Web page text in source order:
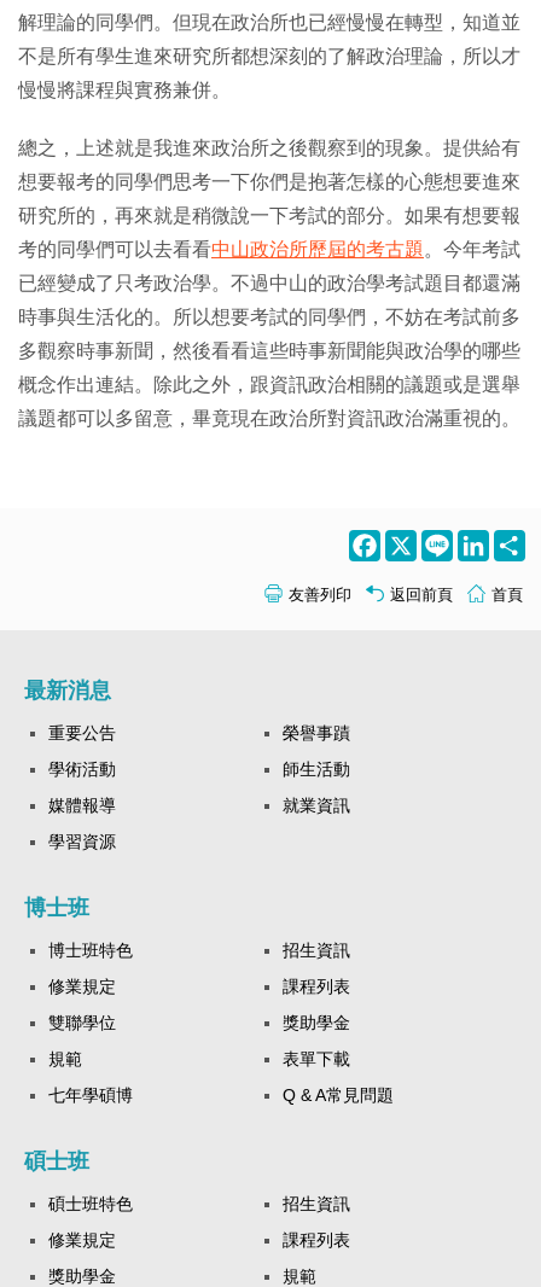
解理論的同學們。但現在政治所也已經慢慢在轉型，知道並
不是所有學生進來研究所都想深刻的了解政治理論，所以才
慢慢將課程與實務兼併。
總之，上述就是我進來政治所之後觀察到的現象。提供給有
想要報考的同學們思考一下你們是抱著怎樣的心態想要進來
研究所的，再來就是稍微說一下考試的部分。如果有想要報
考的同學們可以去看看中山政治所歷屆的考古題 。今年考試
已經變成了只考政治學。不過中山的政治學考試題目都還滿
時事與生活化的。所以想要考試的同學們，不妨在考試前多
多觀察時事新聞，然後看看這些時事新聞能與政治學的哪些
概念作出連結。除此之外，跟資訊政治相關的議題或是選舉
議題都可以多留意，畢竟現在政治所對資訊政治滿重視的。
Facebook
X Line
友善列印 返回前頁 首頁
最新消息
重要公告
榮譽事蹟
學術活動
師生活動
媒體報導
就業資訊
學習資源
博士班
博士班特色
招生資訊
修業規定
課程列表
雙聯學位
獎助學金
規範
表單下載
七年學碩博
Q & A常見問題
碩士班
碩士班特色
招生資訊
修業規定
課程列表
獎助學金
規範